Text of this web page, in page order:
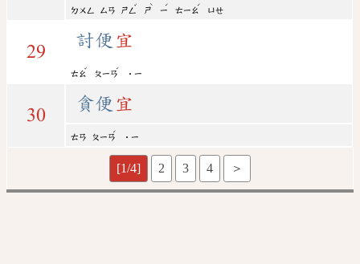
ㄉㄨㄥ ㄙㄢ ㄕㄥ
ˇ
ㄕ
ˋ
ㄧ
ˊ
ㄊㄧㄠ
ˊ
ㄩㄝ
29
討便 宜
ㄊㄠ
ˇ
ㄆㄧㄢ
ˊ
˙ㄧ
30
貪便 宜
ㄊㄢ ㄆㄧㄢ
ˊ
˙ㄧ
[1/4] 2 3 4 ＞